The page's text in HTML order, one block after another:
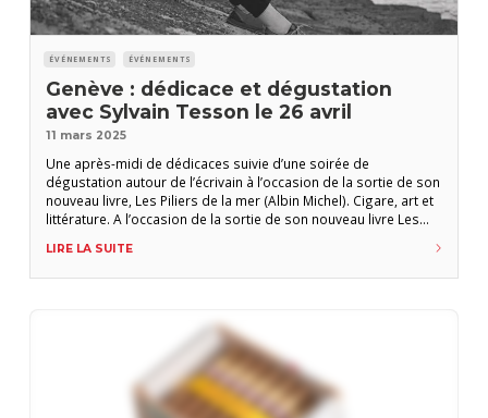
ÉVÉNEMENTS ÉVÉNEMENTS
Genève : dédicace et dégustation
avec Sylvain Tesson le 26 avril
11 mars 2025
Une après-midi de dédicaces suivie d’une soirée de
dégustation autour de l’écrivain à l’occasion de la sortie de son
nouveau livre, Les Piliers de la mer (Albin Michel). Cigare, art et
littérature. A l’occasion de la sortie de son nouveau livre Les
imaginé par Sylvain Tesson, l’auteur sera à
LIRE LA SUITE